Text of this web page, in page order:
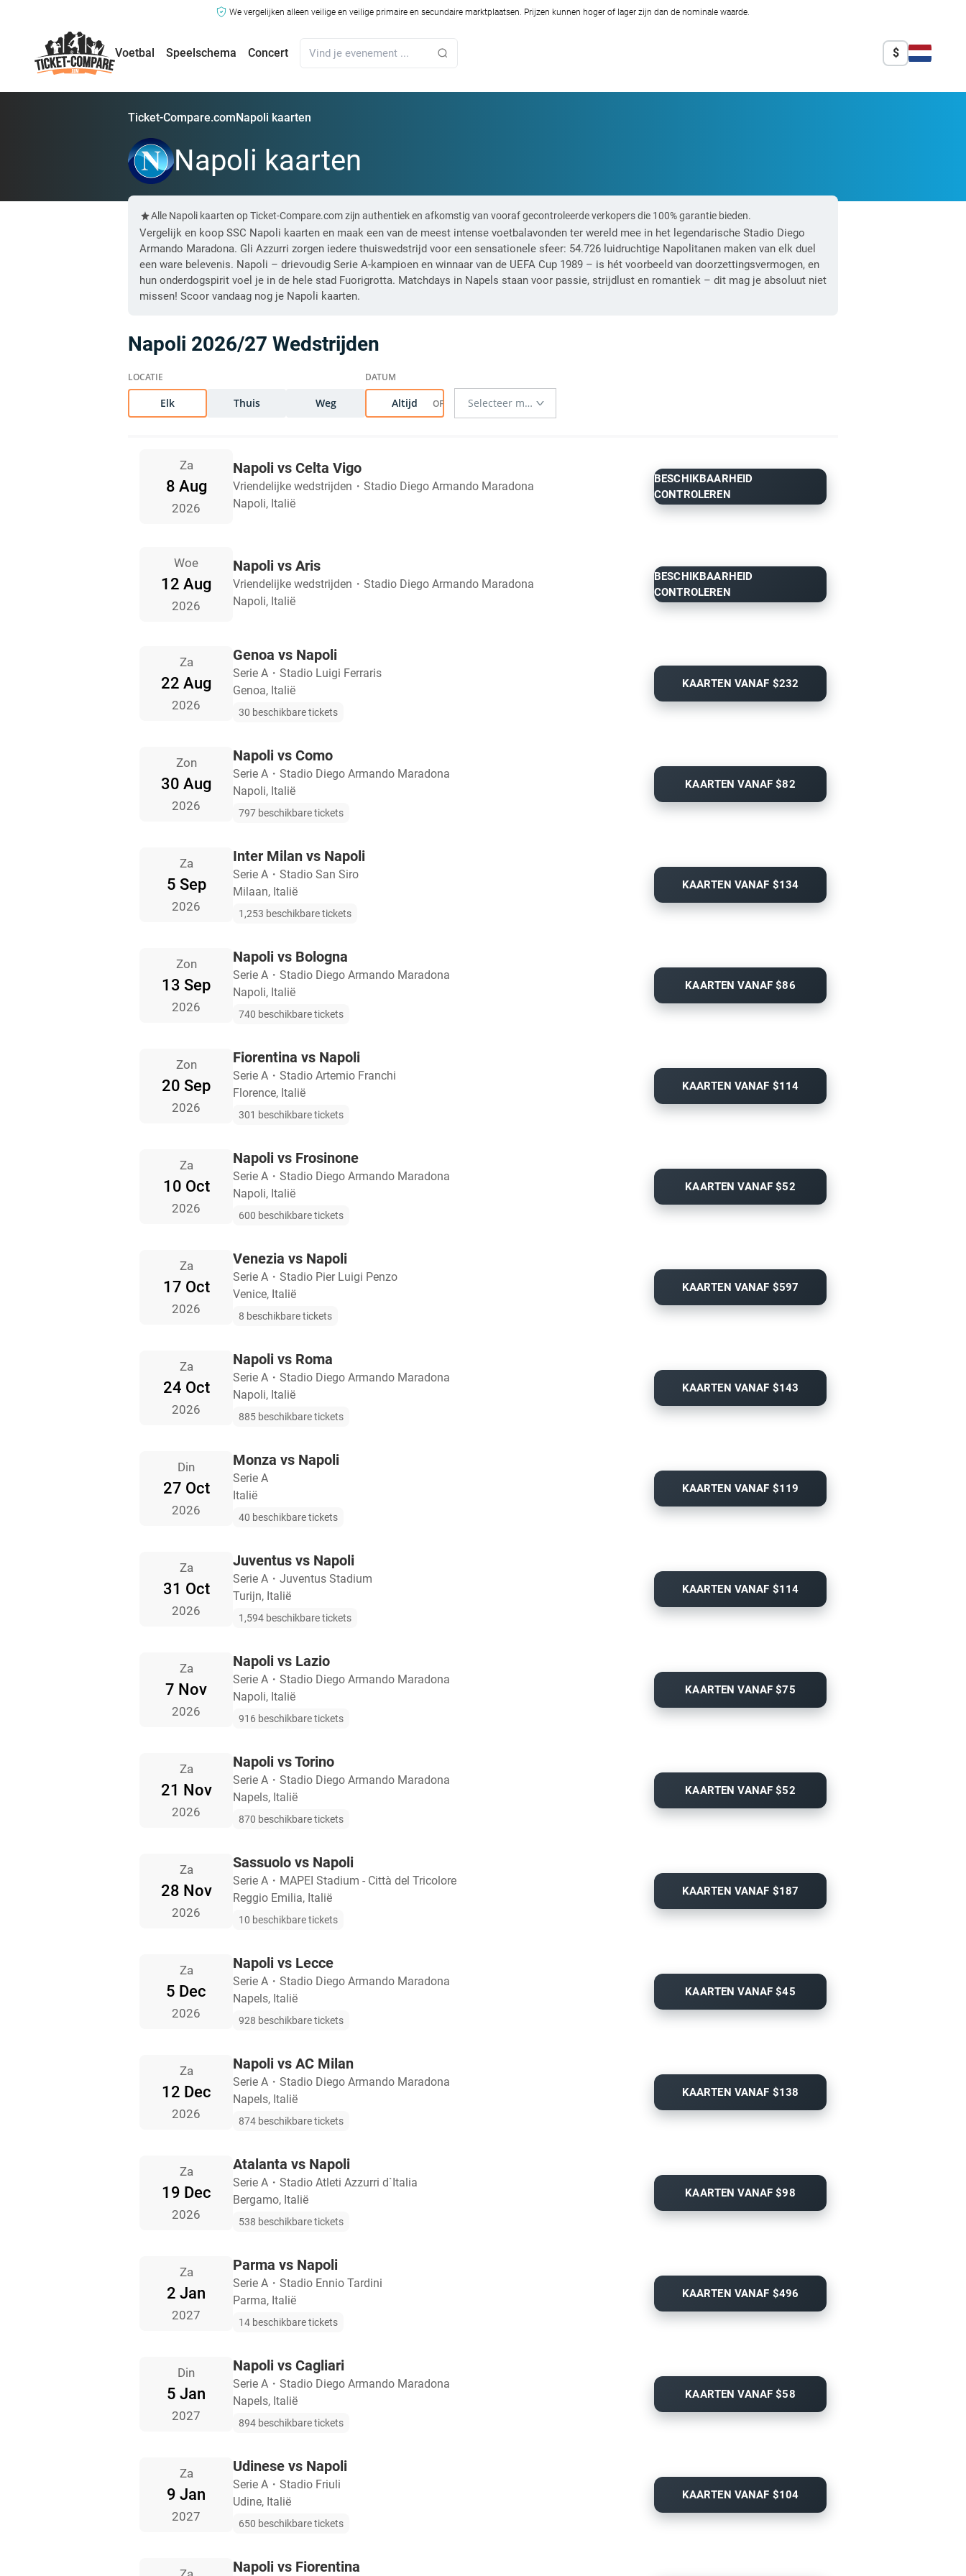
We vergelijken alleen veilige en veilige primaire en secundaire marktplaatsen. Prijzen kunnen hoger of lager zijn dan de nominale waarde.
Voetbal Speelschema Concert $
Ticket-Compare.comNapoli kaarten
Napoli kaarten
Alle Napoli kaarten op Ticket-Compare.com zijn authentiek en afkomstig van vooraf gecontroleerde verkopers die 100% garantie bieden.
Vergelijk en koop SSC Napoli kaarten en maak een van de meest intense voetbalavonden ter wereld mee in het legendarische Stadio Diego
Armando Maradona. Gli Azzurri zorgen iedere thuiswedstrijd voor een sensationele sfeer: 54.726 luidruchtige Napolitanen maken van elk duel
een ware belevenis. Napoli – drievoudig Serie A-kampioen en winnaar van de UEFA Cup 1989 – is hét voorbeeld van doorzettingsvermogen, en
hun onderdogspirit voel je in de hele stad Fuorigrotta. Matchdays in Napels staan voor passie, strijdlust en romantiek – dit mag je absoluut niet
missen! Scoor vandaag nog je Napoli kaarten.
Napoli 2026/27 Wedstrijden
Elk Thuis Weg Altijd
Za
8 Aug
2026
Napoli vs Celta Vigo
Vriendelijke wedstrijden ・ Stadio Diego Armando Maradona
Napoli, Italië
BESCHIKBAARHEID
CONTROLEREN
Woe
12 Aug
2026
Napoli vs Aris
Vriendelijke wedstrijden ・ Stadio Diego Armando Maradona
Napoli, Italië
BESCHIKBAARHEID
CONTROLEREN
Za
22 Aug
2026
Genoa vs Napoli
Serie A ・ Stadio Luigi Ferraris
Genoa, Italië
30 beschikbare tickets
KAARTEN VANAF $232
Zon
30 Aug
2026
Napoli vs Como
Serie A ・ Stadio Diego Armando Maradona
Napoli, Italië
797 beschikbare tickets
KAARTEN VANAF $82
Za
5 Sep
2026
Inter Milan vs Napoli
Serie A ・ Stadio San Siro
Milaan, Italië
1,253 beschikbare tickets
KAARTEN VANAF $134
Zon
13 Sep
2026
Napoli vs Bologna
Serie A ・ Stadio Diego Armando Maradona
Napoli, Italië
740 beschikbare tickets
KAARTEN VANAF $86
Zon
20 Sep
2026
Fiorentina vs Napoli
Serie A ・ Stadio Artemio Franchi
Florence, Italië
301 beschikbare tickets
KAARTEN VANAF $114
Za
10 Oct
2026
Napoli vs Frosinone
Serie A ・ Stadio Diego Armando Maradona
Napoli, Italië
600 beschikbare tickets
KAARTEN VANAF $52
Za
17 Oct
2026
Venezia vs Napoli
Serie A ・ Stadio Pier Luigi Penzo
Venice, Italië
8 beschikbare tickets
KAARTEN VANAF $597
Za
24 Oct
2026
Napoli vs Roma
Serie A ・ Stadio Diego Armando Maradona
Napoli, Italië
885 beschikbare tickets
KAARTEN VANAF $143
Din
27 Oct
2026
Monza vs Napoli
Serie A
Italië
40 beschikbare tickets
KAARTEN VANAF $119
Za
31 Oct
2026
Juventus vs Napoli
Serie A ・ Juventus Stadium
Turijn, Italië
1,594 beschikbare tickets
KAARTEN VANAF $114
Za
7 Nov
2026
Napoli vs Lazio
Serie A ・ Stadio Diego Armando Maradona
Napoli, Italië
916 beschikbare tickets
KAARTEN VANAF $75
Za
21 Nov
2026
Napoli vs Torino
Serie A ・ Stadio Diego Armando Maradona
Napels, Italië
870 beschikbare tickets
KAARTEN VANAF $52
Za
28 Nov
2026
Sassuolo vs Napoli
Serie A ・ MAPEI Stadium - Città del Tricolore
Reggio Emilia, Italië
10 beschikbare tickets
KAARTEN VANAF $187
Za
5 Dec
2026
Napoli vs Lecce
Serie A ・ Stadio Diego Armando Maradona
Napels, Italië
928 beschikbare tickets
KAARTEN VANAF $45
Za
12 Dec
2026
Napoli vs AC Milan
Serie A ・ Stadio Diego Armando Maradona
Napels, Italië
874 beschikbare tickets
KAARTEN VANAF $138
Za
19 Dec
2026
Atalanta vs Napoli
Serie A ・ Stadio Atleti Azzurri d`Italia
Bergamo, Italië
538 beschikbare tickets
KAARTEN VANAF $98
Za
2 Jan
2027
Parma vs Napoli
Serie A ・ Stadio Ennio Tardini
Parma, Italië
14 beschikbare tickets
KAARTEN VANAF $496
Din
5 Jan
2027
Napoli vs Cagliari
Serie A ・ Stadio Diego Armando Maradona
Napels, Italië
894 beschikbare tickets
KAARTEN VANAF $58
Za
9 Jan
2027
Udinese vs Napoli
Serie A ・ Stadio Friuli
Udine, Italië
650 beschikbare tickets
KAARTEN VANAF $104
Napoli vs Fiorentina